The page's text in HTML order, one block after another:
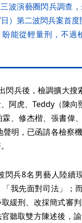
波演藝圈閃兵調查
）第二波閃兵案首
能從輕量刑，不
閃兵後，檢調擴大
阿虎、Teddy（陳
、修杰楷、張書偉
明，已函請各檢察
閃兵8名男藝人陸續
我先面對司法」；
緩刑、改採簡式審
聽取雙方陳述後，